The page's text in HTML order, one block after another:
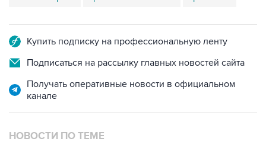
Купить подписку на профессиональную ленту
Подписаться на рассылку главных новостей сайта
Получать оперативные новости в официальном
канале
НОВОСТИ ПО ТЕМЕ